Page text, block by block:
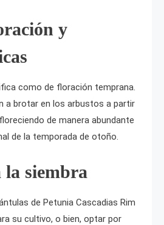
y
como de floración temprana.
a brotar en los arbustos a partir
de manera abundante
de la temporada de otoño.
la siembra
de Petunia Cascadias Rim
su cultivo, o bien, optar por